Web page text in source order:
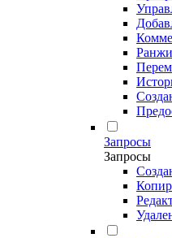
Запросы
Запросы